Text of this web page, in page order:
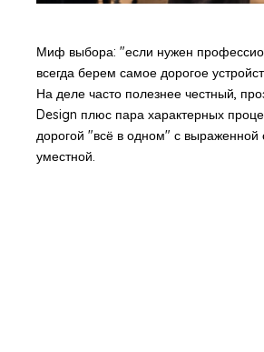
Миф выбора: "если нужен
всегда берем самое дорогое
На деле часто полезнее честный,
Design плюс пара характерных
дорогой "всё в одном" с выраженной
уместной.